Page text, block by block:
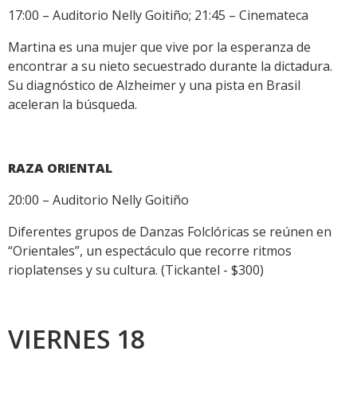
17:00 – Auditorio Nelly Goitiño; 21:45 – Cinemateca
Martina es una mujer que vive por la esperanza de
encontrar a su nieto secuestrado durante la dictadura.
Su diagnóstico de Alzheimer y una pista en Brasil
aceleran la búsqueda.
RAZA ORIENTAL
20:00 – Auditorio Nelly Goitiño
Diferentes grupos de Danzas Folclóricas se reúnen en
“Orientales”, un espectáculo que recorre ritmos
rioplatenses y su cultura. (Tickantel - $300)
VIERNES 18